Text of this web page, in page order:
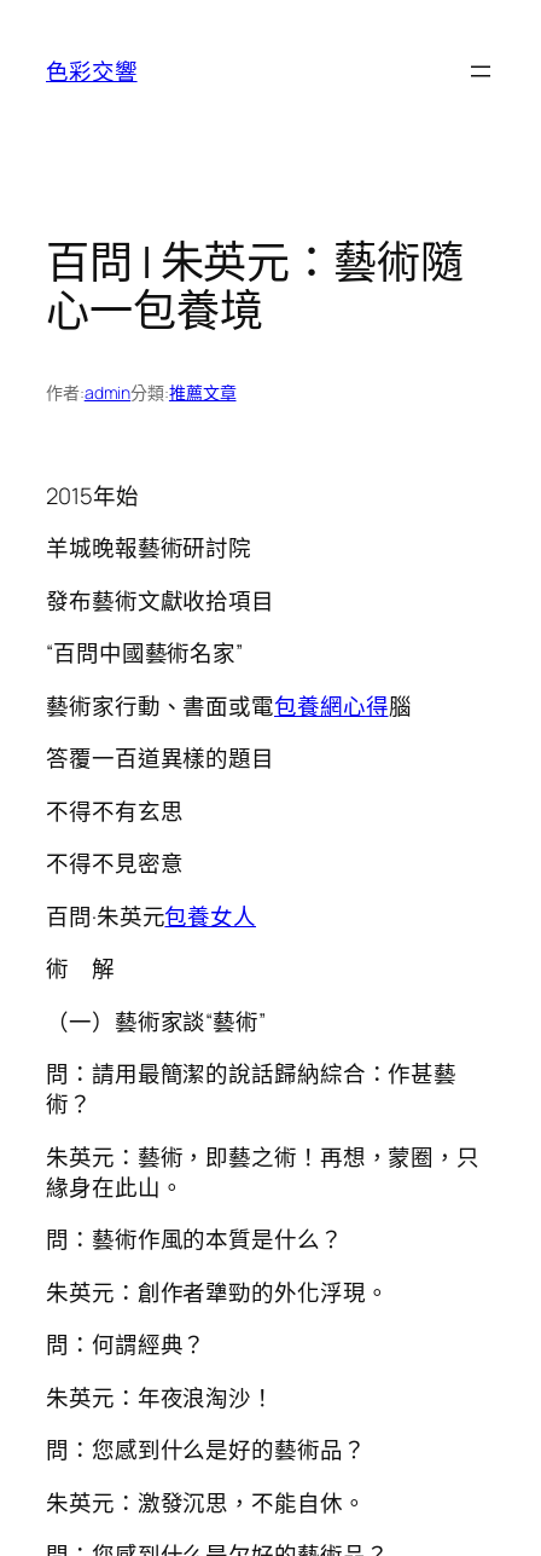
色彩交響
百問 | 朱英元：藝術隨
心一包養境
作者:admin分類:推薦文章
2015年始
羊城晚報藝術研討院
發布藝術文獻收拾項目
“百問中國藝術名家”
藝術家行動、書面或電包養網心得腦
答覆一百道異樣的題目
不得不有玄思
不得不見密意
百問·朱英元包養女人
術 解
（一）藝術家談“藝術”
問：請用最簡潔的說話歸納綜合：作甚藝
術？
朱英元：藝術，即藝之術！再想，蒙圈，只
緣身在此山。
問：藝術作風的本質是什么？
朱英元：創作者犟勁的外化浮現。
問：何謂經典？
朱英元：年夜浪淘沙！
問：您感到什么是好的藝術品？
朱英元：激發沉思，不能自休。